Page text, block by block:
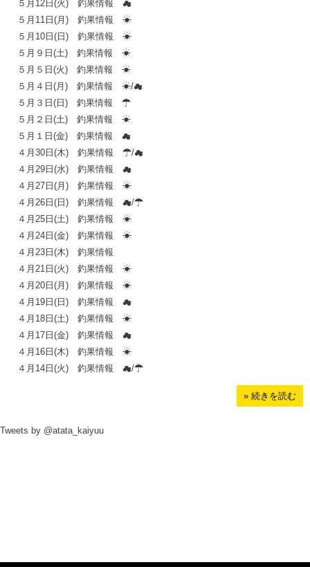
５月12日(火) 釣果情報 ☁
５月11日(月) 釣果情報 ☀
５月10日(日) 釣果情報 ☀
５月９日(土) 釣果情報 ☀
５月５日(火) 釣果情報 ☀
５月４日(月) 釣果情報 ☀/☁
５月３日(日) 釣果情報 ☂
５月２日(土) 釣果情報 ☀
５月１日(金) 釣果情報 ☁
４月30日(木) 釣果情報 ☂/☁
４月29日(水) 釣果情報 ☁
４月27日(月) 釣果情報 ☀
４月26日(日) 釣果情報 ☁/☂
４月25日(土) 釣果情報 ☀
４月24日(金) 釣果情報 ☀
４月23日(木) 釣果情報
４月21日(火) 釣果情報 ☀
４月20日(月) 釣果情報 ☀
４月19日(日) 釣果情報 ☁
４月18日(土) 釣果情報 ☀
４月17日(金) 釣果情報 ☁
４月16日(木) 釣果情報 ☀
４月14日(火) 釣果情報 ☁/☂
» 続きを読む
Tweets by @atata_kaiyuu